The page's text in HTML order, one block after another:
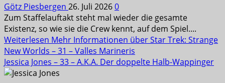
Götz Piesbergen 26. Juli 20260
Zum Staffelauftakt steht mal wieder die gesamte
Existenz, so wie sie die Crew kennt, auf dem Spiel....
Weiterlesen Mehr Informationen über Star Trek: Strange
New Worlds – 31 – Valles Marineris
Jessica Jones – 33 – A.K.A. Der doppelte Halb-Wappinger